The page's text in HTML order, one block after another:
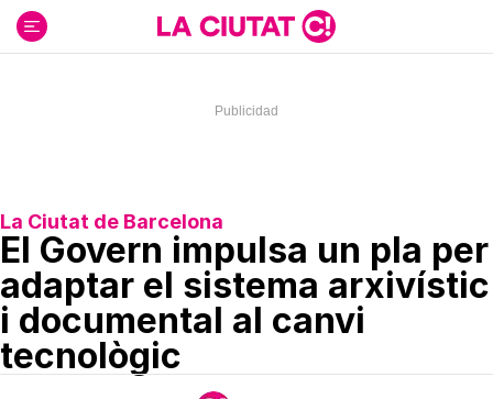
contenido
La Ciutat de Barcelona
El Govern impulsa un pla per
adaptar el sistema arxivístic
i documental al canvi
tecnològic